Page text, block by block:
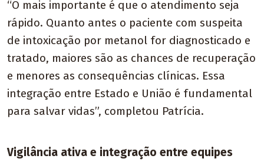
“O mais importante é que o atendimento seja
rápido. Quanto antes o paciente com suspeita
de intoxicação por metanol for diagnosticado e
tratado, maiores são as chances de recuperação
e menores as consequências clínicas. Essa
integração entre Estado e União é fundamental
para salvar vidas”, completou Patrícia.
Vigilância ativa e integração entre equipes